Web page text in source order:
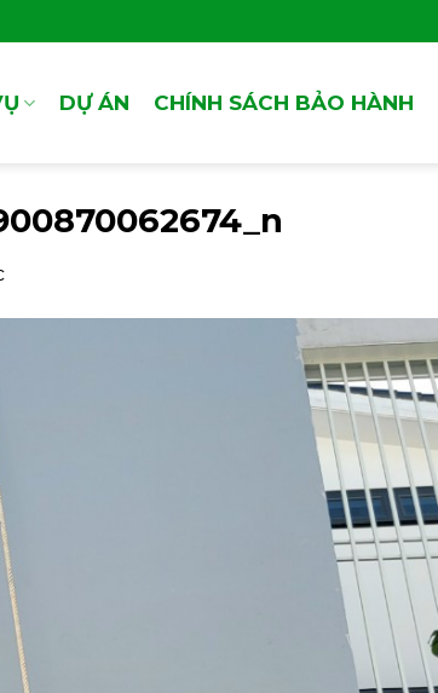
DỰ ÁN CHÍNH SÁCH BẢO HÀNH